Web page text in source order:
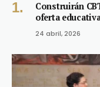
Construirán
oferta
24 abril, 2026